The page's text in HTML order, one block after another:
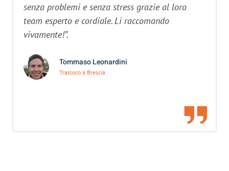
senza problemi e senza stress grazie al loro
team esperto e cordiale. Li raccomando
vivamente!”.
Tommaso Leonardini
Trasloco a Brescia